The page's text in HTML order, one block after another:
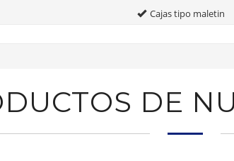
Cajas tipo maletin
DE